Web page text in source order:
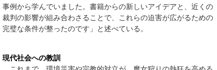
事例から学んでいました。書籍からの新しいアイデアと、近くの
裁判の影響が組み合わさることで、これらの迫害が広がるための
完璧な条件が整ったのです」と述べている。
現代社会への教訓